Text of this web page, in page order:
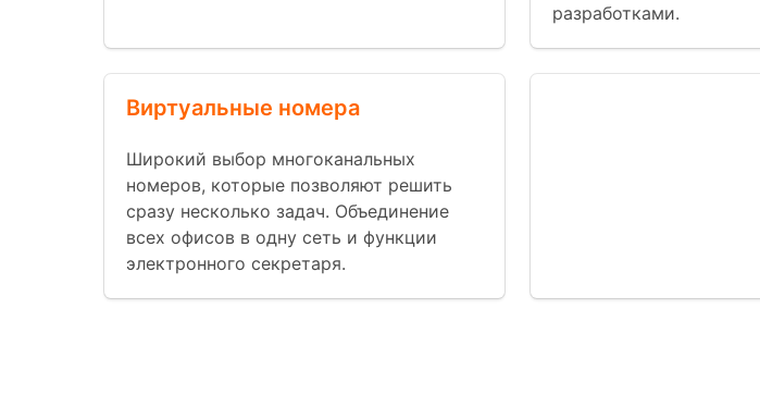
разработками.
Виртуальные номера
Широкий выбор многоканальных
номеров, которые позволяют решить
сразу несколько задач. Объединение
всех офисов в одну сеть и функции
электронного секретаря.